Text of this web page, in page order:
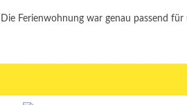
Die Ferienwohnung war genau passend